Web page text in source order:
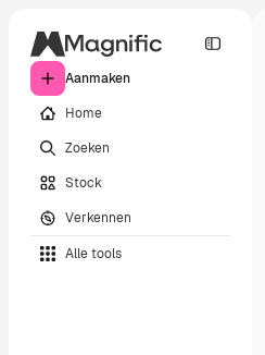
Aanmaken
Home
Zoeken
Stock
Verkennen
Alle tools